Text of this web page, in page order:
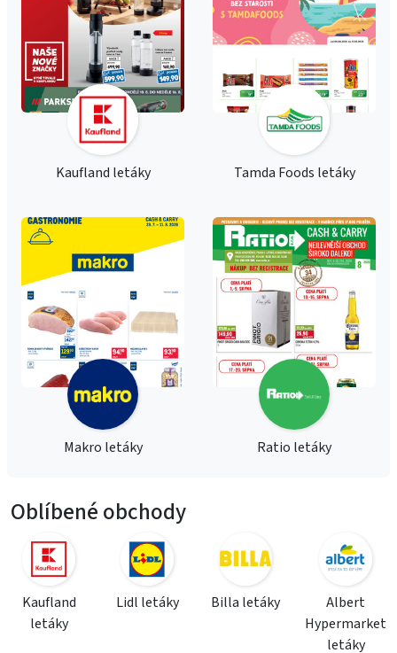
Kaufland letáky Tamda Foods letáky
Makro letáky Ratio letáky
Oblíbené obchody
Kaufland
letáky
Lidl letáky Billa letáky
Albert
Hypermarket
letáky